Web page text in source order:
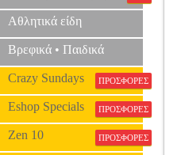
Αθλητικά είδη
Βρεφικά • Παιδικά
Crazy Sundays ΠΡΟΣΦΟΡΕΣ
Eshop Specials ΠΡΟΣΦΟΡΕΣ
Zen 10 ΠΡΟΣΦΟΡΕΣ